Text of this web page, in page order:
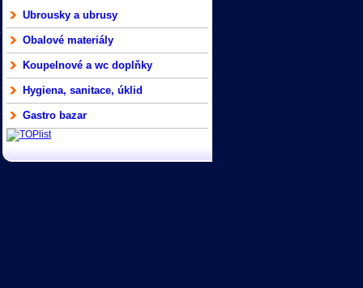
Ubrousky a ubrusy
Obalové materiály
Koupelnové a wc doplňky
Hygiena, sanitace, úklid
Gastro bazar